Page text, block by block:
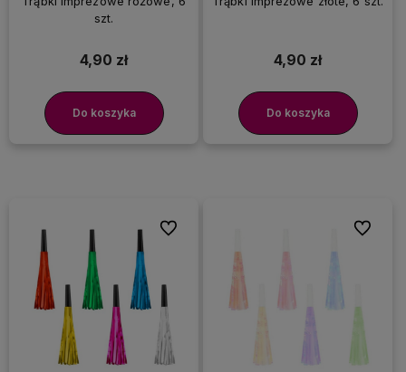
szt.
4,90 zł
Do koszyka
4,90 zł
Do koszyka
Do ulubionych Do